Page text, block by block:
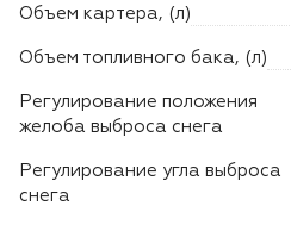
Объем картера, (л)
Объем топливного бака, (л)
Регулирование положения
желоба выброса снега
Регулирование угла выброса
снега